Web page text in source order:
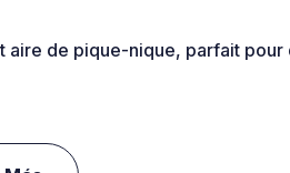
aire de pique-nique, parfait